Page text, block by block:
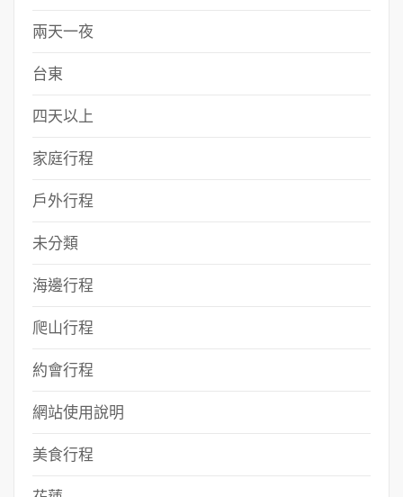
兩天一夜
台東
四天以上
家庭行程
戶外行程
未分類
海邊行程
爬山行程
約會行程
網站使用說明
美食行程